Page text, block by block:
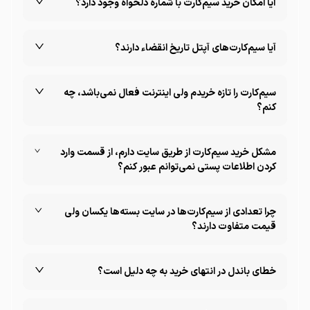
- تحویل حضوری از نمایندگی‌های آپتل به صورت رایگان.
خود را جستجو و در صورت موجود بودن خریداری کنید.
آیا سیم‌کارت‌های آپتل تاریخ انقضاء دارند؟
انقضا ندارند.
سیم‌کارت را تازه خریدم ولی اینترنت فعال نمی‌باشد، چه
کنم؟
دستیابی را فعال کنید.
- حالت پرواز گوشی را ۴۰ ثانیه فعال و سپس غیرفعال کنید.
مشکل خرید سیم‌کارت از طریق سایت دارم، از قسمت وارد
کردن اطلاعات پستی نمی‌توانم عبور کنم؟
- آدرس پستی را صحیح وارد کنید.
- در صورت حل نشدن، مرورگر خود را تغییر دهید.
- امکان خرید حضوری از نمایندگی‌ها نیز وجود دارد.
چرا تعدادی از سیم‌کارت‌ها در سایت بسته‌ها یکسان ولی
قیمت متفاوت دارند؟
خطای باندل در انتهای خرید به چه دلیل است؟